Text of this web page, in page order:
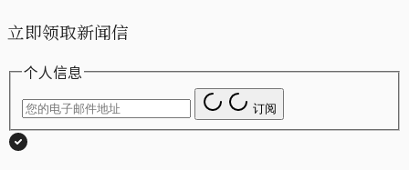
立即领取新闻信
个人信息
订阅